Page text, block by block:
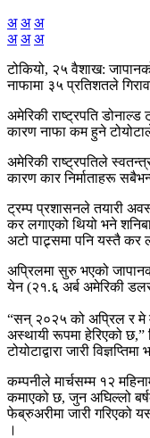
अ अ अ
अ अ अ
टोकियो, २५ वैशाख:
नाफामा ३५ प्रतिशतले
अमेरिकी राष्ट्रपति
कारण नाफा कम हुने
अमेरिकी राष्ट्रपतिले
कारण कार निर्माताहरू
ट्रम्प प्रशासनले तयारी
कर लगाएको थियो भने
अटो पाट्र्समा पनि यस्तै कर
अप्रिलमा सुरु भएको
येन (२१.६ अर्ब अमेरिकी
“सन् २०२५ को अप्रिल र मे
अस्थायी रूपमा हेरिएको छ,”
टोयोटाद्वारा जारी
कम्पनीले मार्चसम्म १२
कमाएको छ, जुन अघिल्लो
फेब्रुअरीमा जारी गरिएको
।